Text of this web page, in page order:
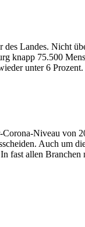
Landes. Nicht
knapp 75.500
unter 6 Prozent.
Corona-Niveau von
Auch um
fast allen Branchen